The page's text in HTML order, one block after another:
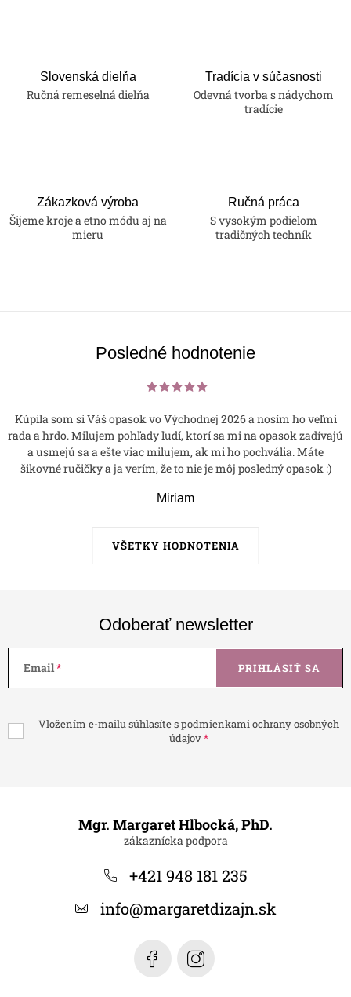
Slovenská dielňa
Ručná remeselná dielňa
Tradícia v súčasnosti
Odevná tvorba s nádychom
tradície
Zákazková výroba
Šijeme kroje a etno módu aj na
mieru
Ručná práca
S vysokým podielom
tradičných techník
Posledné hodnotenie
VŠETKY HODNOTENIA
Kúpila som si Váš opasok vo Východnej 2026 a nosím ho veľmi
rada a hrdo. Milujem pohľady ľudí, ktorí sa mi na opasok zadívajú
a usmejú sa a ešte viac milujem, ak mi ho pochvália. Máte
šikovné ručičky a ja verím, že to nie je môj posledný opasok :)
Miriam
Odoberať newsletter
Email
Vložením e-mailu súhlasíte spodmienkami ochrany osobných
údajov
PRIHLÁSIŤ SA
Mgr. Margaret Hlbocká, PhD.
+421 948 181 235
info@margaretdizajn.sk